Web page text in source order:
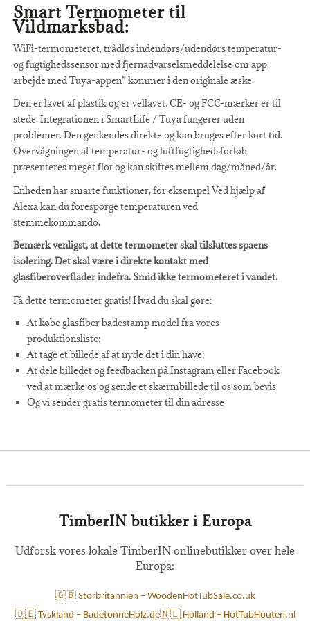
Smart Termometer til
Vildmarksbad:
WiFi-termometeret, trådløs indendørs/udendørs temperatur-
og fugtighedssensor med fjernadvarselsmeddelelse om app,
arbejde med Tuya-appen” kommer i den originale æske.
Den er lavet af plastik og er vellavet. CE- og FCC-mærker er til
stede. Integrationen i SmartLife / Tuya fungerer uden
problemer. Den genkendes direkte og kan bruges efter kort tid.
Overvågningen af temperatur- og luftfugtighedsforløb
præsenteres meget flot og kan skiftes mellem dag/måned/år.
Enheden har smarte funktioner, for eksempel Ved hjælp af
Alexa kan du forespørge temperaturen ved
stemmekommando.
Bemærk venligst, at dette termometer skal tilsluttes spaens
isolering. Det skal være i direkte kontakt med
glasfiberoverflader indefra. Smid ikke termometeret i vandet.
Få dette termometer gratis! Hvad du skal gøre:
At købe glasfiber badestamp model fra vores
produktionsliste;
At tage et billede af at nyde det i din have;
At dele billedet og feedbacken på Instagram eller Facebook
ved at mærke os og sende et skærmbillede til os som bevis
Og vi sender gratis termometer til din adresse
TimberIN butikker i Europa
Udforsk vores lokale TimberIN onlinebutikker over hele
Europa:
🇬🇧 Storbritannien – WoodenHotTubSale.co.uk
🇩🇪 Tyskland – BadetonneHolz.de🇳🇱 Holland – HotTubHouten.nl